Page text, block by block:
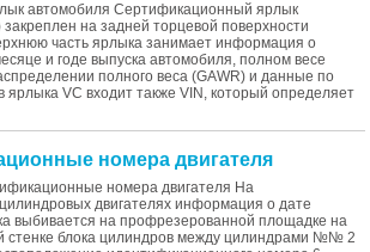
автомобиля Сертификационный ярлык
на задней торцевой поверхности
часть ярлыка занимает информация о
и годе выпуска автомобиля, полном весе
полного веса (GAWR) и данные по
ярлыка VC входит также VIN, который определяет
номера двигателя
номера двигателя На
двигателях информация о дате
выбивается на профрезерованной площадке на
стенке блока цилиндров между цилиндрами №№ 2